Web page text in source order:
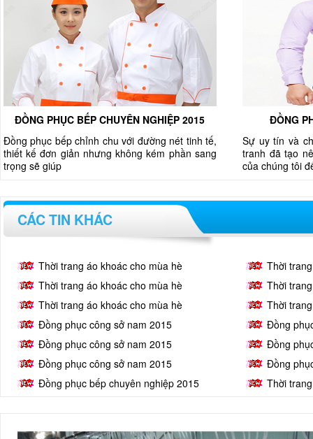
ĐỒNG PHỤC BẾP CHUYÊN NGHIỆP 2015
Đồng phục bếp chỉnh chu với đường nét tinh tế,
thiết kế đơn giản nhưng không kém phần sang
trọng sẽ giúp
ĐỒNG
Sự uy tín và
tranh đã tạo
của chúng tôi
CÁC TIN KHÁC
Thời trang áo khoác cho mùa hè
Thời
Thời trang áo khoác cho mùa hè
Thời
Thời trang áo khoác cho mùa hè
Thời
Đồng phục công sở nam 2015
Đồng
Đồng phục công sở nam 2015
Đồng
Đồng phục công sở nam 2015
Đồng
Đồng phục bếp chuyên nghiệp 2015
Thời